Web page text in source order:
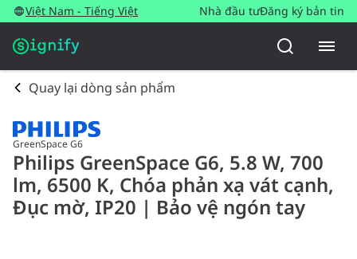
Việt Nam - Tiếng Việt Nhà đầu tưĐăng ký bản tin
Quay lại dòng sản phẩm
GreenSpace G6
Philips GreenSpace G6, 5.8 W, 700
lm, 6500 K, Chóa phản xạ vát cạnh,
Đục mờ, IP20 | Bảo vệ ngón tay